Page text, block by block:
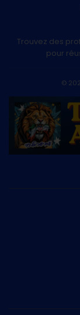
Trouvez des
pour
©